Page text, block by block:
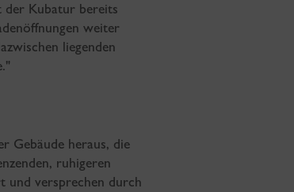
der Kubatur bereits
weiter
liegenden
Gebäude heraus, die
ruhigeren
und versprechen durch